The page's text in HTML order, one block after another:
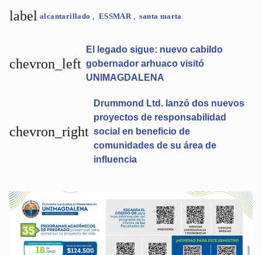
label alcantarillado ESSMAR santa marta
chevron_left
El legado sigue: nuevo cabildo
gobernador arhuaco visitó
UNIMAGDALENA
Drummond Ltd. lanzó dos nuevos
proyectos de responsabilidad
social en beneficio de
comunidades de su área de
influencia
chevron_right